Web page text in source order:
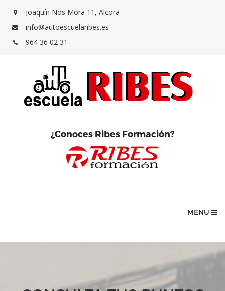
Joaquín Nos Mora 11, Alcora
info@autoescuelaribes.es
964 36 02 31
¿Conoces Ribes Formación?
MENU